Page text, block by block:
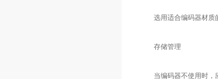
选用适合编码器材质
存储管理
当编码器不使用时，